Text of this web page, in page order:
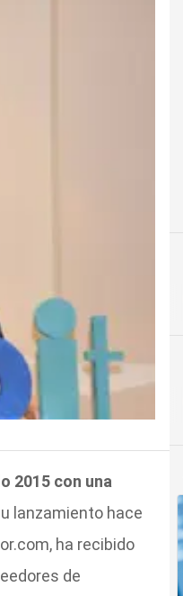
2015 con una
lanzamiento hace
ha recibido
de